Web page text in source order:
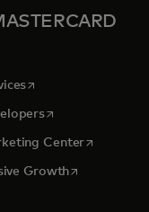
in a new tab
opens in a new tab
opens in a new
Centeropens in a
Growthopens in a